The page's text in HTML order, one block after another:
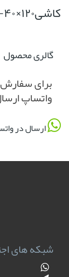
کاشی۱۲۰×۴۰-846 - کژال براق
گالری محصول
برای
واتساپ
ارسال در
شبکه های